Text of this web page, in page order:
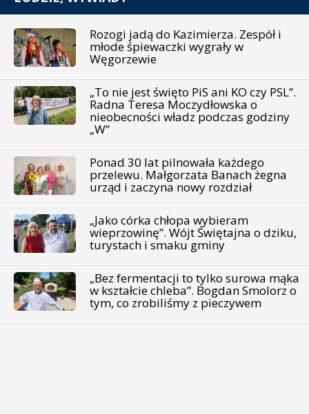
Rozogi jadą do Kazimierza. Zespół i
młode śpiewaczki wygrały w
Węgorzewie
„To nie jest święto PiS ani KO czy PSL”.
Radna Teresa Moczydłowska o
nieobecności władz podczas godziny
„W”
Ponad 30 lat pilnowała każdego
przelewu. Małgorzata Banach żegna
urząd i zaczyna nowy rozdział
„Jako córka chłopa wybieram
wieprzowinę”. Wójt Świętajna o dziku,
turystach i smaku gminy
„Bez fermentacji to tylko surowa mąka
w kształcie chleba”. Bogdan Smolorz o
tym, co zrobiliśmy z pieczywem